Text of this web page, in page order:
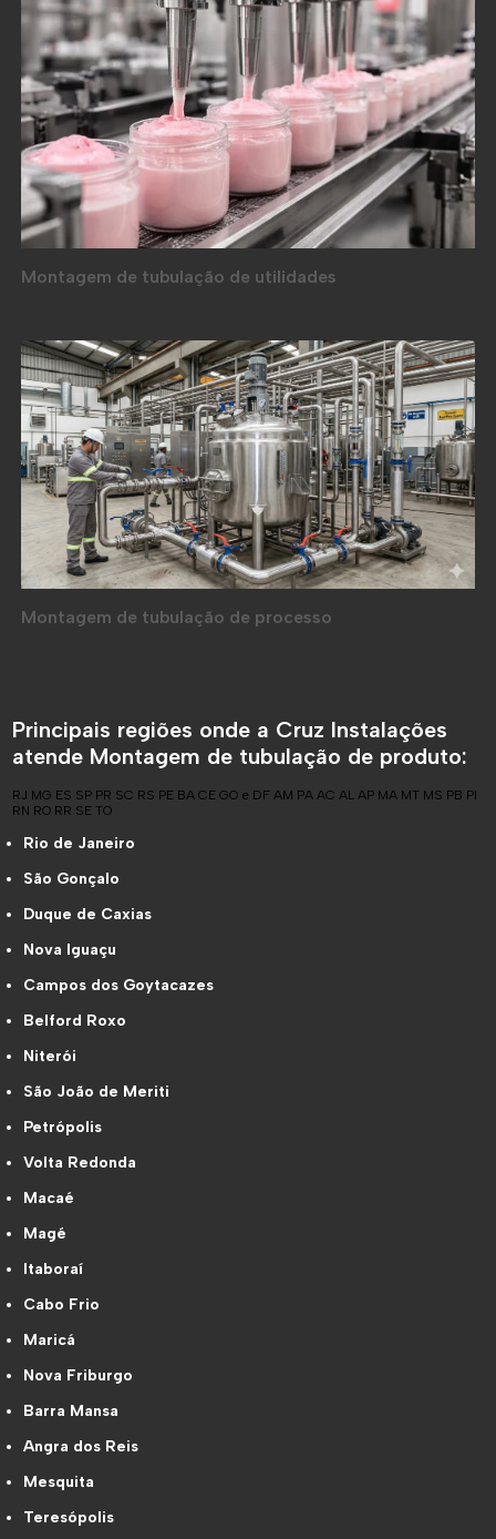
Montagem de tubulação de utilidades
Montagem de tubulação de processo
Principais regiões onde a Cruz Instalações
atende Montagem de tubulação de produto:
RJ MG ES SP PR SC RS PE BA CE GO e DF AM PA AC AL AP MA MT MS PB PI
RN RO RR SE TO
Rio de Janeiro
São Gonçalo
Duque de Caxias
Nova Iguaçu
Campos dos Goytacazes
Belford Roxo
Niterói
São João de Meriti
Petrópolis
Volta Redonda
Macaé
Magé
Itaboraí
Cabo Frio
Maricá
Nova Friburgo
Barra Mansa
Angra dos Reis
Mesquita
Teresópolis